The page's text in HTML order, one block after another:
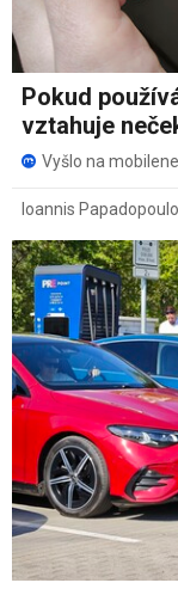
Pokud
vztahuje
Vyšlo na
Ioannis